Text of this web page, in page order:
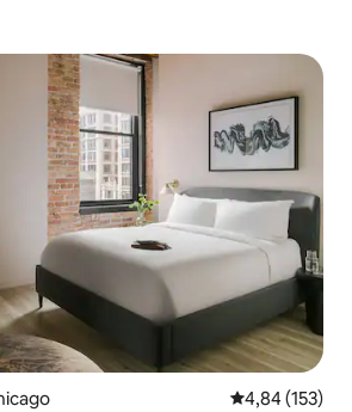
Gemiddelde
4,84 (153)